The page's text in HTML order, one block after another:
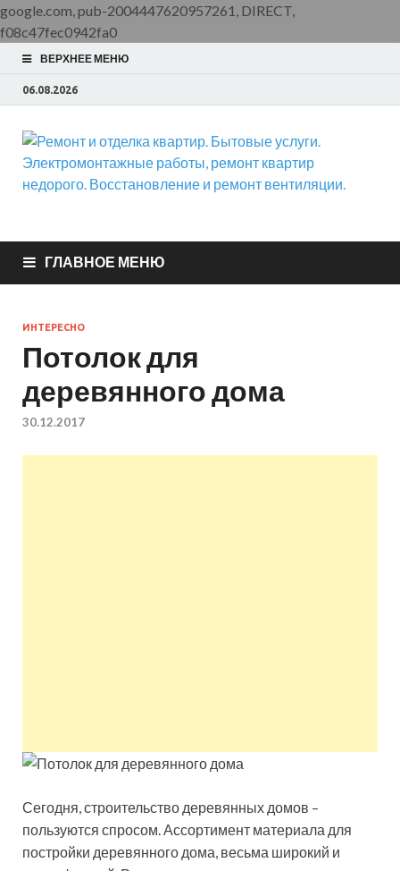
google.com, pub-2004447620957261, DIRECT,
f08c47fec0942fa0
ВЕРХНЕЕ МЕНЮ
06.08.2026
Ремонт и отделка
квартир. Бытовые
услуги.
Электромонтажные
работы, ремонт
квартир недорого.
вентиляции, монтаж систем приточной вентиляции.
ГЛАВНОЕ МЕНЮ
ИНТЕРЕСНО
Потолок для
деревянного дома
30.12.2017
Сегодня, строительство деревянных домов –
пользуются спросом. Ассортимент материала для
постройки деревянного дома, весьма широкий и